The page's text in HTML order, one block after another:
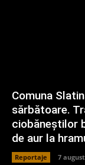
Comuna
sărbătoare.
ciobăneștilor
de aur la
Reportaje 7